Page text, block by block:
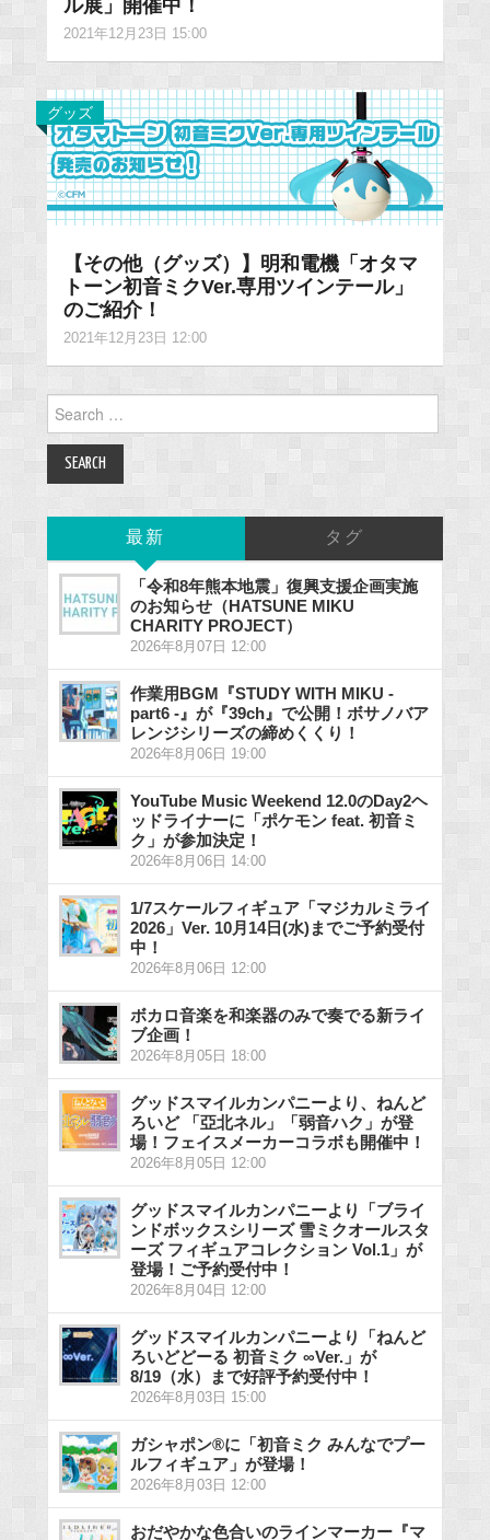
ル展」開催中！
2021年12月23日 15:00
グッズ
【その他（グッズ）】明和電機「オタマ
トーン初音ミクVer.専用ツインテール」
のご紹介！
2021年12月23日 12:00
Search
for:
最新 タグ
「令和8年熊本地震」復興支援企画実施
のお知らせ（HATSUNE MIKU
CHARITY PROJECT）
2026年8月07日 12:00
作業用BGM『STUDY WITH MIKU -
part6 -』が『39ch』で公開！ボサノバア
レンジシリーズの締めくくり！
2026年8月06日 19:00
YouTube Music Weekend 12.0のDay2ヘ
ッドライナーに「ポケモン feat. 初音ミ
ク」が参加決定！
2026年8月06日 14:00
1/7スケールフィギュア「マジカルミライ
2026」Ver. 10月14日(水)までご予約受付
中！
2026年8月06日 12:00
ボカロ音楽を和楽器のみで奏でる新ライ
ブ企画！
2026年8月05日 18:00
グッドスマイルカンパニーより、ねんど
ろいど 「亞北ネル」「弱音ハク」が登
場！フェイスメーカーコラボも開催中！
2026年8月05日 12:00
グッドスマイルカンパニーより「ブライ
ンドボックスシリーズ 雪ミクオールスタ
ーズ フィギュアコレクション Vol.1」が
登場！ご予約受付中！
2026年8月04日 12:00
グッドスマイルカンパニーより「ねんど
ろいどどーる 初音ミク ∞Ver.」が
8/19（水）まで好評予約受付中！
2026年8月03日 15:00
ガシャポン®に「初音ミク みんなでプー
ルフィギュア」が登場！
2026年8月03日 12:00
おだやかな色合いのラインマーカー『マ